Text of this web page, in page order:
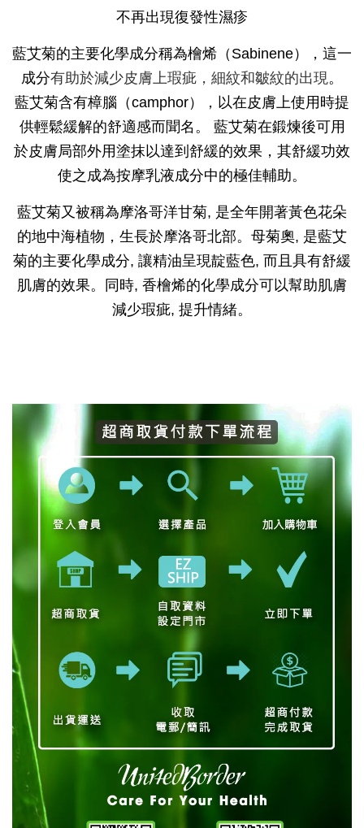
不再出現復發性濕疹
藍艾菊的主要化學成分稱為檜烯（Sabinene），這一
成分有助於減少皮膚上瑕疵，細紋和皺紋的出現。
藍艾菊含有樟腦（camphor），以在皮膚上使用時提
供輕鬆緩解的舒適感而聞名。 藍艾菊在鍛煉後可用
於皮膚局部外用塗抹以達到舒緩的效果，其舒緩功效
使之成為按摩乳液成分中的極佳輔助。
藍艾菊又被稱為摩洛哥洋甘菊, 是全年開著黃色花朵
的地中海植物，生長於摩洛哥北部。母菊奧, 是藍艾
菊的主要化學成分, 讓精油呈現靛藍色, 而且具有舒緩
肌膚的效果。同時, 香檜烯的化學成分可以幫助肌膚
減少瑕疵, 提升情緒。